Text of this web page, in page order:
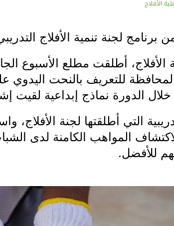
الأفلاج
الأفلاج، أطلقت مطلع الأسبوع
للتعريف بالنحت اليدوي
خلال الدورة نماذج إبداعية لقيت
التي أطلقتها لجنة الأفلاج،
المواهب الكامنة لدى
للأفضل.